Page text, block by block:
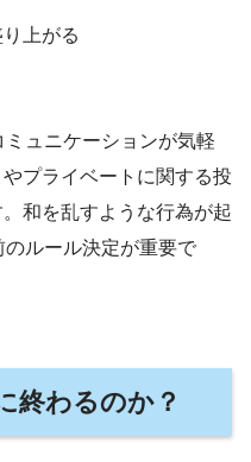
上がる
ュニケーションが気軽
プライベートに関する投
和を乱すような行為が起
ルール決定が重要で
終わるのか？